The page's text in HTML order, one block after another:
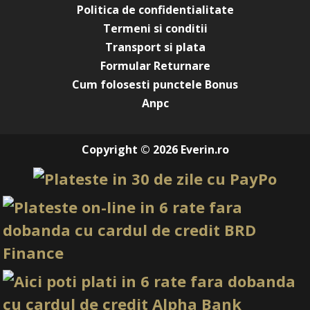
in orice mod (culoare, aspect etc.) de imaginile produselor
livrate, acestea putand prezenta abateri minore de la
pozele si descrierile prezentate pe site, acestea se pot
modifica in functie de actualizarile producatorilor fara
Politica de confidentialitate
Termeni si conditii
Transport si plata
Formular Returnare
Cum folosesti punctele Bonus
Anpc
Copyright © 2026 Everin.ro